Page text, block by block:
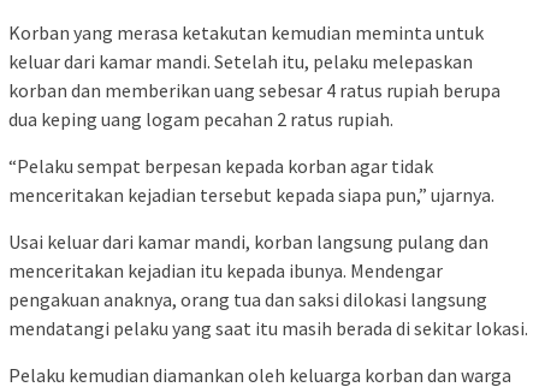
Korban yang merasa ketakutan kemudian meminta untuk
keluar dari kamar mandi. Setelah itu, pelaku melepaskan
korban dan memberikan uang sebesar 4 ratus rupiah berupa
dua keping uang logam pecahan 2 ratus rupiah.
“Pelaku sempat berpesan kepada korban agar tidak
menceritakan kejadian tersebut kepada siapa pun,” ujarnya.
Usai keluar dari kamar mandi, korban langsung pulang dan
menceritakan kejadian itu kepada ibunya. Mendengar
pengakuan anaknya, orang tua dan saksi dilokasi langsung
mendatangi pelaku yang saat itu masih berada di sekitar lokasi.
Pelaku kemudian diamankan oleh keluarga korban dan warga